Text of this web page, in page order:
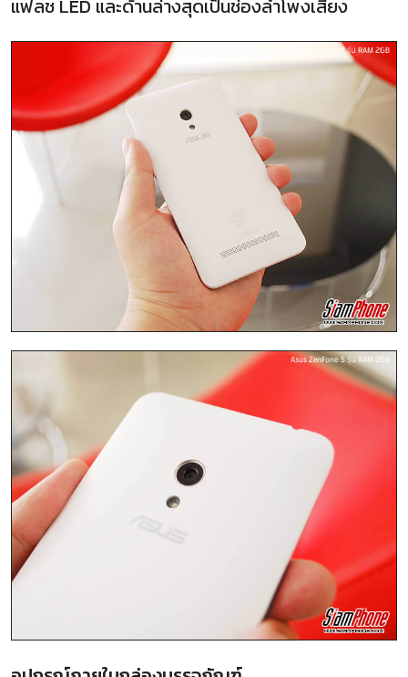
แฟลช LED และด้านล่างสุดเป็นช่องลำโพงเสียง